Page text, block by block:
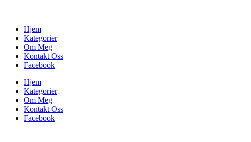
Hjem
Kategorier
Om Meg
Kontakt Oss
Facebook
Hjem
Kategorier
Om Meg
Kontakt Oss
Facebook